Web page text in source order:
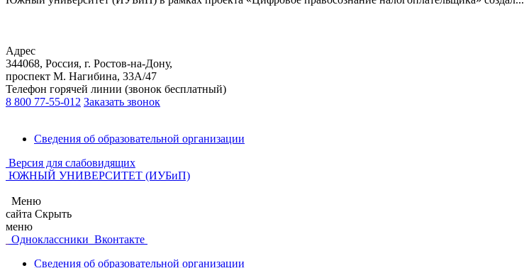
Адрес
344068, Россия, г. Ростов-на-Дону,
проспект М. Нагибина, 33А/47
Телефон горячей линии (звонок бесплатный)
8 800 77-55-012 Заказать звонок
Сведения об образовательной организации
Версия для слабовидящих
ЮЖНЫЙ УНИВЕРСИТЕТ (ИУБиП)
Меню
сайта Скрыть
меню
Одноклассники Вконтакте
Сведения об образовательной организации